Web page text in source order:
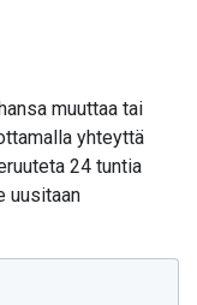
muuttaa tai
yhteyttä
24 tuntia
uusitaan